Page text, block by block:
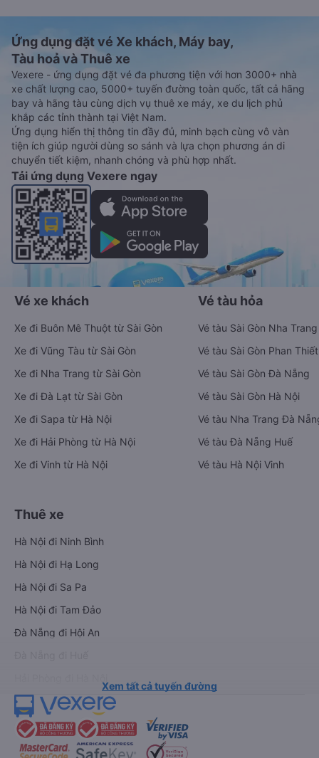
Ứng dụng đặt vé Xe khách, Máy bay,
Tàu hoả và Thuê xe
Vexere - ứng dụng đặt vé đa phương tiện với hơn 3000+ nhà
xe chất lượng cao, 5000+ tuyến đường toàn quốc, tất cả hãng
bay và hãng tàu cùng dịch vụ thuê xe máy, xe du lịch phủ
khắp các tỉnh thành tại Việt Nam.
Ứng dụng hiển thị thông tin đầy đủ, minh bạch cùng vô vàn
tiện ích giúp người dùng so sánh và lựa chọn phương án di
chuyển tiết kiệm, nhanh chóng và phù hợp nhất.
Tải ứng dụng Vexere ngay
Vé xe khách
Xe đi Buôn Mê Thuột từ Sài Gòn
Xe đi Vũng Tàu từ Sài Gòn
Xe đi Nha Trang từ Sài Gòn
Xe đi Đà Lạt từ Sài Gòn
Xe đi Sapa từ Hà Nội
Xe đi Hải Phòng từ Hà Nội
Xe đi Vinh từ Hà Nội
Vé tàu hỏa
Vé tàu Sài Gòn Nha Trang
Vé tàu Sài Gòn Phan Thiết
Vé tàu Sài Gòn Đà Nẵng
Vé tàu Sài Gòn Hà Nội
Vé tàu Nha Trang Đà
Vé tàu Đà Nẵng Huế
Vé tàu Hà Nội Vinh
Thuê xe
Hà Nội đi Ninh Bình
Hà Nội đi Hạ Long
Hà Nội đi Sa Pa
Hà Nội đi Tam Đảo
Đà Nẵng đi Hội An
Xem tất cả tuyến đường